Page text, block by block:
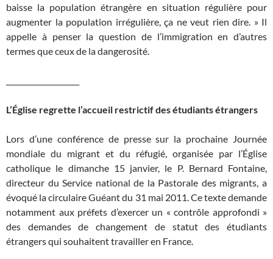
baisse la population étrangère en situation régulière pour
augmenter la population irrégulière, ça ne veut rien dire. » Il
appelle à penser la question de l’immigration en d’autres
termes que ceux de la dangerosité.
L’Église regrette l’accueil restrictif des étudiants étrangers
Lors d’une conférence de presse sur la prochaine Journée
mondiale du migrant et du réfugié, organisée par l’Église
catholique le dimanche 15 janvier, le P. Bernard Fontaine,
directeur du Service national de la Pastorale des migrants, a
évoqué la circulaire Guéant du 31 mai 2011. Ce texte demande
notamment aux préfets d’exercer un « contrôle approfondi »
des demandes de changement de statut des étudiants
étrangers qui souhaitent travailler en France.